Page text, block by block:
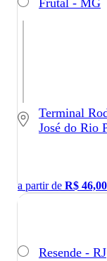
Terminal
José do Rio
a partir de R$ 46,00
Resende - RJ